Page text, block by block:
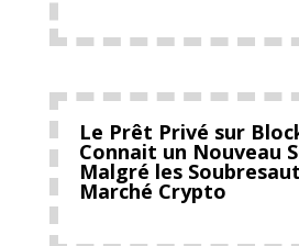
Le Prêt Privé sur
Connait un Nouveau
Malgré les
Marché Crypto